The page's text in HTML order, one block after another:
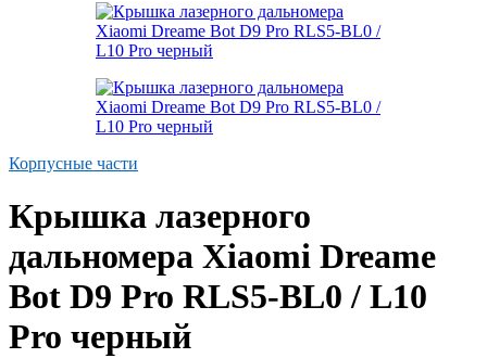
Корпусные части
Крышка лазерного
дальномера Xiaomi Dreame
Bot D9 Pro RLS5-BL0 / L10
Pro черный